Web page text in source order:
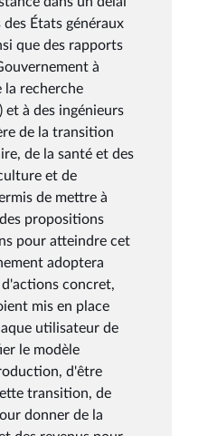
des États généraux
que des rapports
à
recherche
et à des ingénieurs
de la transition
de la santé et des
et de
de mettre à
propositions
pour atteindre cet
adoptera
concret,
mis en place
utilisateur de
le modèle
d'être
transition, de
donner de la